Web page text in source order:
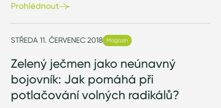
Prohlédnout
STŘEDA 11. ČERVENEC 2018 Magazín
Zelený ječmen jako neúnavný
bojovník: Jak pomáhá při
potlačování volných radikálů?